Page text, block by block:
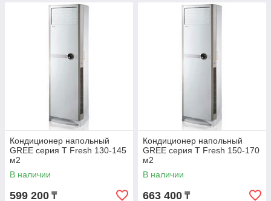
Кондиционер напольный
GREE серия T Fresh 130-145
м2
В наличии
599 200 ₸
Кондиционер напольный
GREE серия T Fresh 150-170
м2
В наличии
663 400 ₸